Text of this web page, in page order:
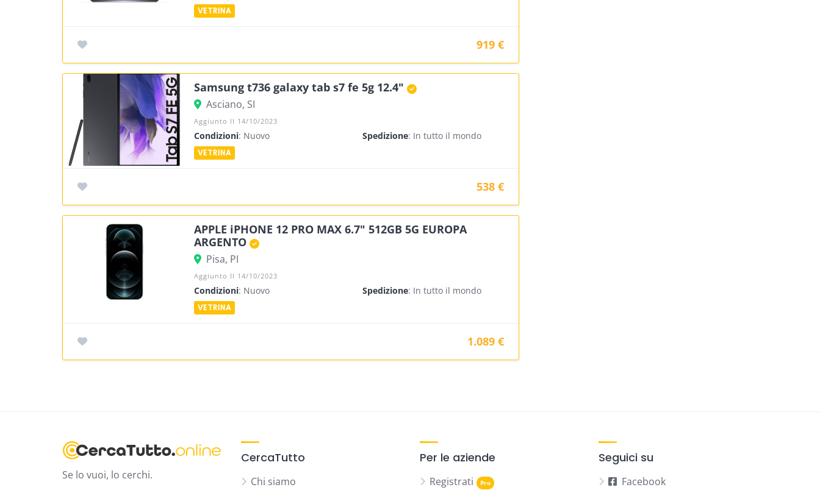
919 €
Samsung t736 galaxy tab s7 fe 5g 12.4"
Asciano, SI
Aggiunto Il 14/10/2023
Condizioni: Nuovo Spedizione: In tutto il mondo
538 €
APPLE iPHONE 12 PRO MAX 6.7" 512GB 5G EUROPA
ARGENTO
Pisa, PI
Aggiunto Il 14/10/2023
Condizioni: Nuovo Spedizione: In tutto il mondo
1.089 €
Se lo vuoi, lo cerchi.
CercaTutto
Chi siamo
Per le aziende
Registrati
Seguici su
Facebook